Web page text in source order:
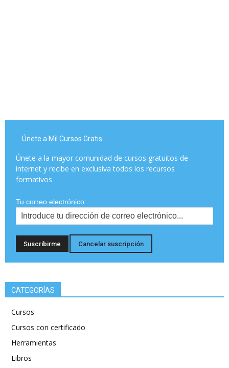
Únete a Mil Cursos Gratis
Únete a la mayor comunidad de cursos gratuitos de
internet y recibe en exclusiva todos los recursos
formativos
Tu correo electrónico:
CATEGORÍAS
Cursos
Cursos con certificado
Herramientas
Libros